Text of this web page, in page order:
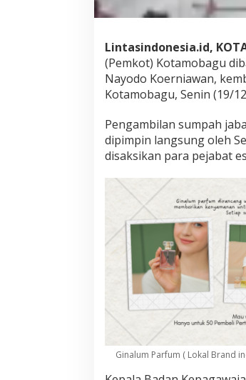
Lintasindonesia.id,
(Pemkot) Kotamobagu
Nayodo Koerniawan,
Kotamobagu, Senin (19/
Pengambilan sumpah
dipimpin langsung oleh
disaksikan para pejabat
Ginalum Parfum ( Lokal Brand